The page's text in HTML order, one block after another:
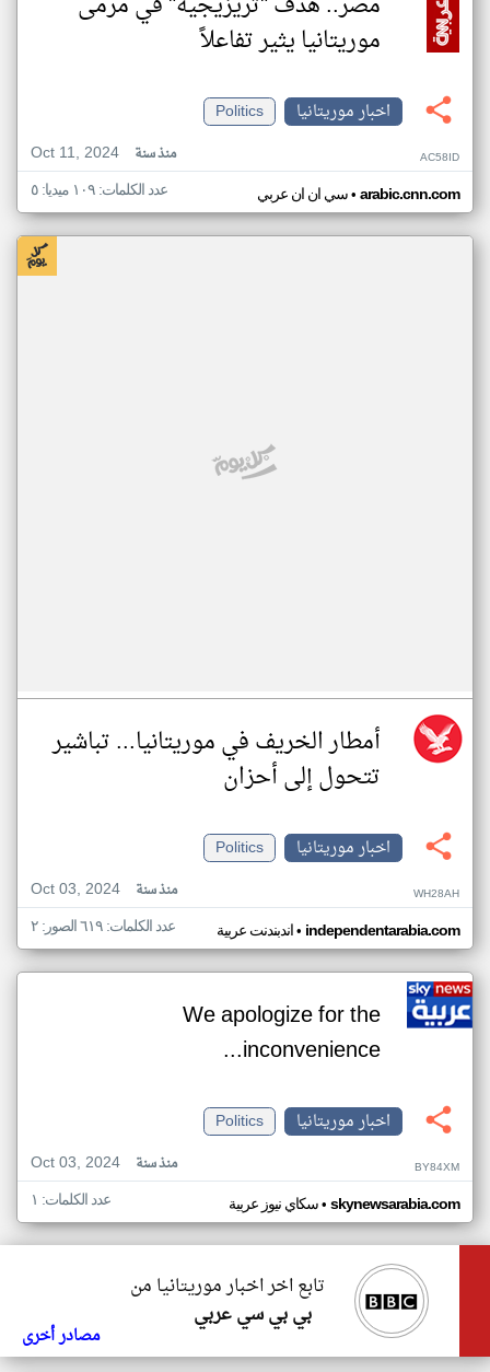
موريتانيا يثير تفاعلاً
اخبار موريتانيا
Politics
Oct 11, 2024
منذ سنة AC58ID
سي ان ان عربي• arabic.cnn.com عدد الكلمات: ١٠٩ ميديا: ٥
أمطار الخريف في موريتانيا... تباشير
تتحول إلى أحزان
اخبار موريتانيا
Politics
Oct 03, 2024
منذ سنة WH28AH
اندبندنت عربية• independentarabia.com عدد الكلمات: ٦١٩ الصور: ٢
We apologize for the
inconvenience...
اخبار موريتانيا
Politics
Oct 03, 2024
منذ سنة BY84XM
سكاي نيوز عربية• skynewsarabia.com عدد الكلمات: ١
تابع اخر اخبار موريتانيا من
بي بي سي عربي
مصادر أخرى